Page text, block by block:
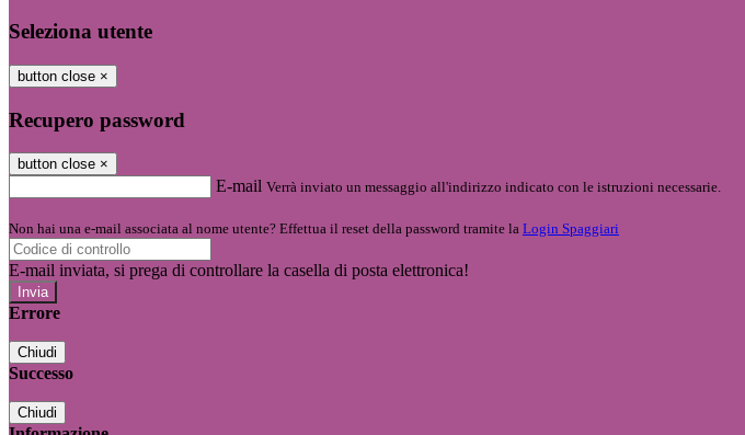
Seleziona utente
button close ×
Recupero password
button close ×
E-mail Verrà inviato un messaggio all'indirizzo indicato con le istruzioni necessarie.
Non hai una e-mail associata al nome utente? Effettua il reset della password tramite la Login Spaggiari
E-mail inviata, si prega di controllare la casella di posta elettronica!
Errore
Chiudi
Successo
Chiudi